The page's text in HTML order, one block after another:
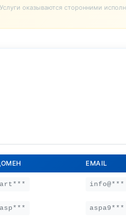
оказываются сторонними
EMAIL
art*** info@***
asp*** aspa9***